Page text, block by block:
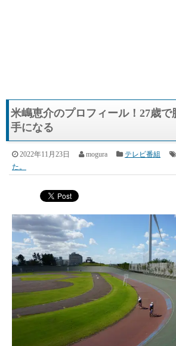
米嶋恵介のプロフィール！27歳
手になる
2022年11月23日 mogura テレビ番組
た。